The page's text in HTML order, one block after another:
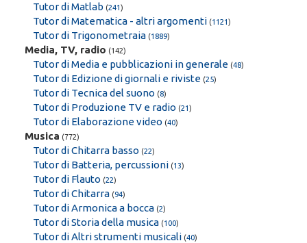
Tutor di Matlab (241)
Tutor di Matematica - altri argomenti (1121)
Tutor di Trigonometraia (1889)
Media, TV, radio (142)
Tutor di Media e pubblicazioni in generale (48)
Tutor di Edizione di giornali e riviste (25)
Tutor di Tecnica del suono (8)
Tutor di Produzione TV e radio (21)
Tutor di Elaborazione video (40)
Musica (772)
Tutor di Chitarra basso (22)
Tutor di Batteria, percussioni (13)
Tutor di Flauto (22)
Tutor di Chitarra (94)
Tutor di Armonica a bocca (2)
Tutor di Storia della musica (100)
Tutor di Altri strumenti musicali (40)